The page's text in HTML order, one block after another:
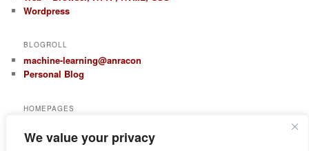
We value your privacy
Wordpress
BLOGROLL
machine-learning@anracon
Personal Blog
HOMEPAGES
anracom.com